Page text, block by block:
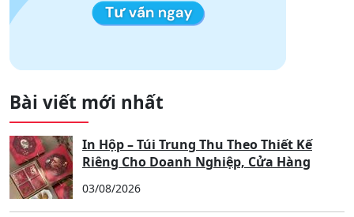
Bài viết mới nhất
In Hộp – Túi Trung Thu Theo Thiết Kế
Riêng Cho Doanh Nghiệp, Cửa Hàng
03/08/2026